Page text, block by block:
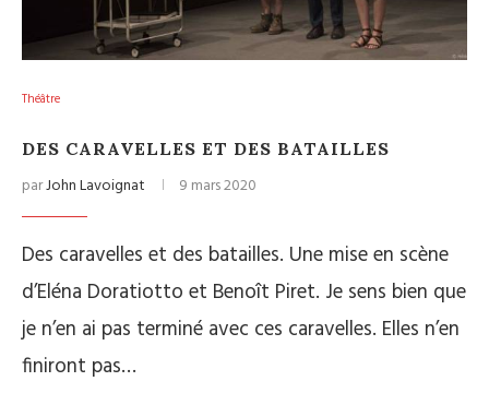
Théâtre
DES CARAVELLES ET DES BATAILLES
parJohn Lavoignat 9 mars 2020
Des caravelles et des batailles. Une mise en scène
d’Eléna Doratiotto et Benoît Piret. Je sens bien que
je n’en ai pas terminé avec ces caravelles. Elles n’en
finiront pas…